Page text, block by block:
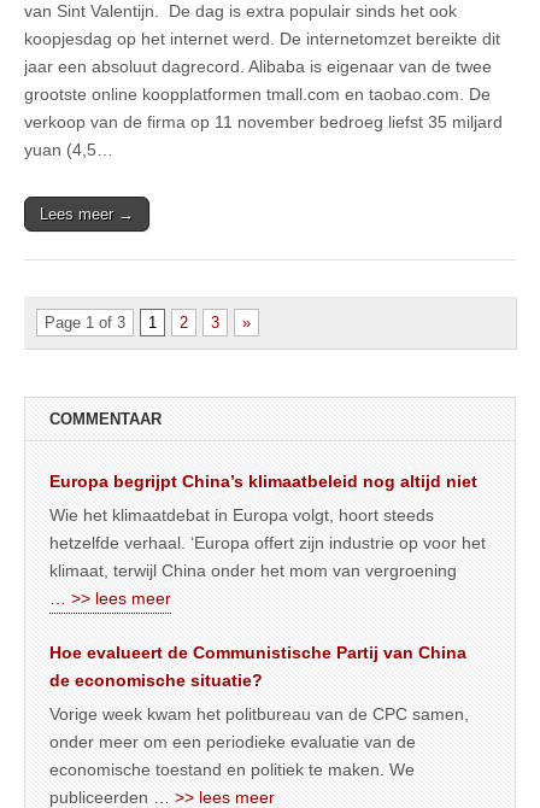
van Sint Valentijn. De dag is extra populair sinds het ook
koopjesdag op het internet werd. De internetomzet bereikte dit
jaar een absoluut dagrecord. Alibaba is eigenaar van de twee
grootste online koopplatformen tmall.com en taobao.com. De
verkoop van de firma op 11 november bedroeg liefst 35 miljard
yuan (4,5…
Lees meer →
Page 1 of 3 1 2 3 »
COMMENTAAR
Europa begrijpt China’s klimaatbeleid nog altijd niet
Wie het klimaatdebat in Europa volgt, hoort steeds
hetzelfde verhaal. ‘Europa offert zijn industrie op voor het
klimaat, terwijl China onder het mom van vergroening
… >> lees meer
Hoe evalueert de Communistische Partij van China
de economische situatie?
Vorige week kwam het politbureau van de CPC samen,
onder meer om een periodieke evaluatie van de
economische toestand en politiek te maken. We
publiceerden
… >> lees meer